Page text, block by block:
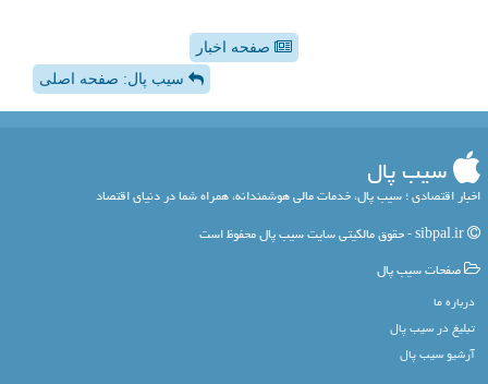
صفحه اخبار
سیب پال: صفحه اصلی
سیب پال
اخبار اقتصادی ؛ سیب پال، خدمات مالی هوشمندانه، همراه شما در دنیای اقتصاد
صفحات سیب پال
درباره ما
تبلیغ در سیب پال
آرشیو سیب پال